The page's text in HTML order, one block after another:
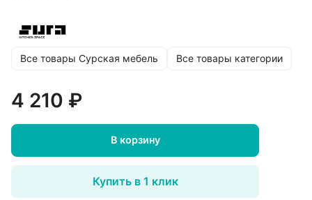
Все товары Сурская мебель Все товары категории
4 210 ₽
В корзину
Купить в 1 клик